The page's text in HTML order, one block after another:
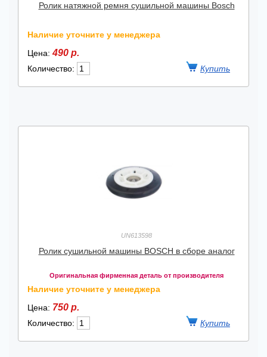
Ролик натяжной ремня сушильной машины Bosch
Наличие уточните у менеджера
Цена:490 р.
Количество:
UN613598
Ролик сушильной машины BOSCH в сборе аналог
Оригинальная фирменная деталь от производителя
Наличие уточните у менеджера
Цена: 750 р.
Количество: